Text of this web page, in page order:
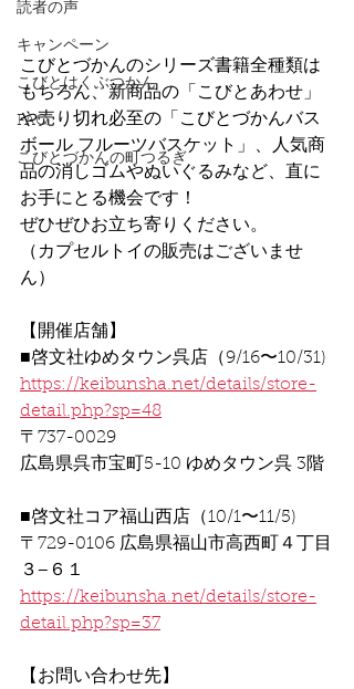
読者の声
キャンペーン
こびとはくぶつかん
FAQ
こびとづかんの町つるぎ
こびとづかんのシリーズ書籍全種類は
もちろん、新商品の「こびとあわせ」
や売り切れ必至の「こびとづかんバス
ボール フルーツバスケット」、人気商
品の消しゴムやぬいぐるみなど、直に
お手にとる機会です！
ぜひぜひお立ち寄りください。
（カプセルトイの販売はございませ
ん）
【開催店舗】
■啓文社ゆめタウン呉店（9/16〜10/31)
https://keibunsha.net/details/store-
detail.php?sp=48
〒737-0029
広島県呉市宝町5-10 ゆめタウン呉 3階
■啓文社コア福山西店（10/1〜11/5)
〒729-0106 広島県福山市高西町４丁目
３−６１
https://keibunsha.net/details/store-
detail.php?sp=37
【お問い合わせ先】